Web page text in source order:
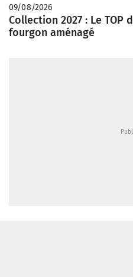
09/08/2026
Collection 2027 : Le
fourgon aménagé